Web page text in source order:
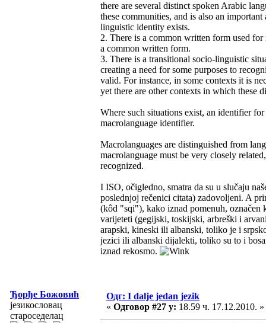
there are several distinct spoken Arabic
these communities, and is also an
linguistic identity exists.
2. There is a common written form used
a common written form.
3. There is a transitional socio-linguistic
creating a need for some purposes to
valid. For instance, in some contexts it is
yet there are other contexts in which these
Where such situations exist, an identifier
macrolanguage identifier.
Macrolanguages are distinguished from
macrolanguage must be very closely
recognized.
I ISO, očigledno, smatra da su u slučaju
poslednjoj rečenici citata) zadovoljeni. A
(kôd "sqi"), kako iznad pomenuh,
varijeteti (gegijski, toskijski, arbreški i
arapski, kineski ili albanski, toliko je i
jezici ili albanski dijalekti, toliko su to i
iznad rekosmo.
Ђорђе Божовић
језикословац
староседелац
Одг: I dalje jedan jezik
« Одговор #27 у: 18.59 ч. 17.12.2010. »